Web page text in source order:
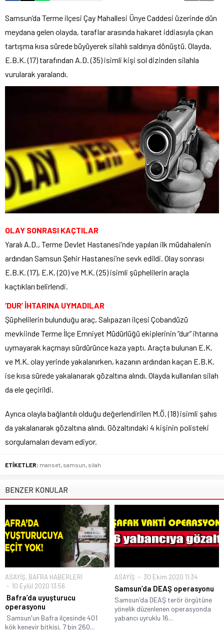
Samsun’da Terme ilçesi Çay Mahallesi Ünye Caddesi üzerinde dün
meydana gelen olayda, taraflar arasında hakaret iddiasıyla çıkan
tartışma kısa sürede büyüyerek silahlı saldırıya dönüştü. Olayda,
E.B.K. (17) tarafından A.D. (35) isimli kişi sol dizinden silahla
vurularak yaralandı.
OLAY SONRASI KAÇTILAR
Yaralı A.D., Terme Devlet Hastanesi’nde yapılan ilk müdahalenin
ardından Samsun Şehir Hastanesi’ne sevk edildi. Olay sonrası
E.B.K. (17), E.K. (20) ve M.K. (25) isimli şüphelilerin araçla
kaçtıkları belirlendi.
‘DUR’ İHTARINA UYMADILAR
Şüphelilerin bulunduğu araç, Salıpazarı ilçesi Çobandüzü
mevkiinde Terme İlçe Emniyet Müdürlüğü ekiplerinin “dur” ihtarına
uymayarak kaçmayı sürdürünce kaza yaptı. Araçta bulunan E.K.
ve M.K. olay yerinde yakalanırken, kazanın ardından kaçan E.B.K.
ise kısa sürede yakalanarak gözaltına alındı. Olayda kullanılan silah
da ele geçirildi.
Ayrıca olayla bağlantılı olduğu değerlendirilen M.Ö. (18) isimli şahıs
da yakalanarak gözaltına alındı. Gözaltındaki 4 kişinin polisteki
sorgulamaları devam ediyor.
ETİKETLER: manset, samsun, silah
BENZER KONULAR
ASAYİŞ, BAFRA HABERLERİ
10 Eylül 2020 13:56
Bafra’da uyuşturucu
operasyonu
Samsun'un Bafra ilçesinde 401
kök kenevir bitkisi, 7 bin 260...
ASAYİŞ 30 Ekim 2020 11:34
Samsun’da DEAŞ operasyonu
Samsun'da DEAŞ terör örgütüne
yönelik düzenlenen operasyonda
yabancı uyruklu 16...